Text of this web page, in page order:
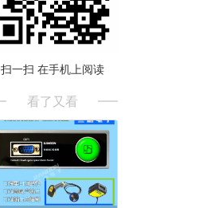
扫一扫 在手机上阅读
看了又看